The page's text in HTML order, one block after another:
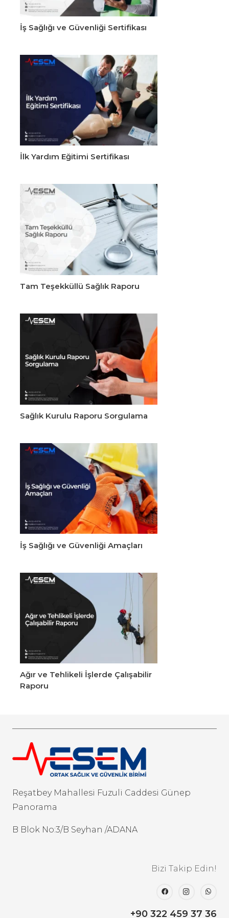
İş Sağlığı ve Güvenliği Sertifikası
İlk Yardım Eğitimi Sertifikası
Tam Teşekküllü Sağlık Raporu
Sağlık Kurulu Raporu Sorgulama
İş Sağlığı ve Güvenliği Amaçları
Ağır ve Tehlikeli İşlerde Çalışabilir
Raporu
Reşatbey Mahallesi Fuzuli Caddesi Günep
Panorama
B Blok No:3/B Seyhan /ADANA
Bizi Takip Edin!
+90 322 459 37 36